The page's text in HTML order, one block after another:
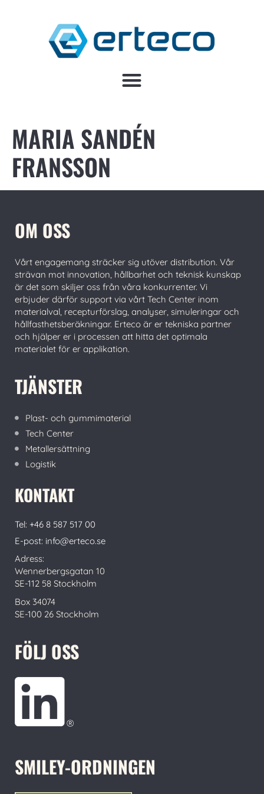
MARIA SANDÉN
FRANSSON
OM OSS
Vårt engagemang sträcker sig utöver distribution. Vår
strävan mot innovation, hållbarhet och teknisk kunskap
är det som skiljer oss från våra konkurrenter. Vi
erbjuder därför support via vårt Tech Center inom
materialval, recepturförslag, analyser, simuleringar och
hållfasthetsberäkningar. Erteco är er tekniska partner
och hjälper er i processen att hitta det optimala
materialet för er applikation.
TJÄNSTER
Plast- och gummimaterial
Tech Center
Metallersättning
Logistik
KONTAKT
Tel: +46 8 587 517 00
E-post: info@erteco.se
Adress:
Wennerbergsgatan 10
SE-112 58 Stockholm
Box 34074
SE-100 26 Stockholm
FÖLJ OSS
SMILEY-ORDNINGEN